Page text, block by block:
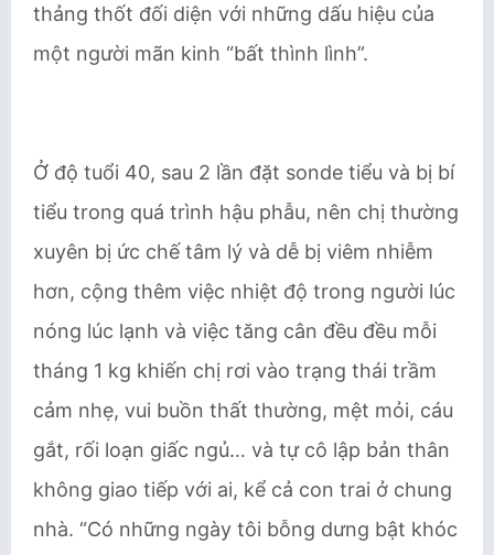
thảng thốt đối diện với những dấu hiệu của
một người mãn kinh “bất thình lình”.
Ở độ tuổi 40, sau 2 lần đặt sonde tiểu và bị bí
tiểu trong quá trình hậu phẫu, nên chị thường
xuyên bị ức chế tâm lý và dễ bị viêm nhiễm
hơn, cộng thêm việc nhiệt độ trong người lúc
nóng lúc lạnh và việc tăng cân đều đều mỗi
tháng 1 kg khiến chị rơi vào trạng thái trầm
cảm nhẹ, vui buồn thất thường, mệt mỏi, cáu
gắt, rối loạn giấc ngủ… và tự cô lập bản thân
không giao tiếp với ai, kể cả con trai ở chung
nhà. “Có những ngày tôi bỗng dưng bật khóc